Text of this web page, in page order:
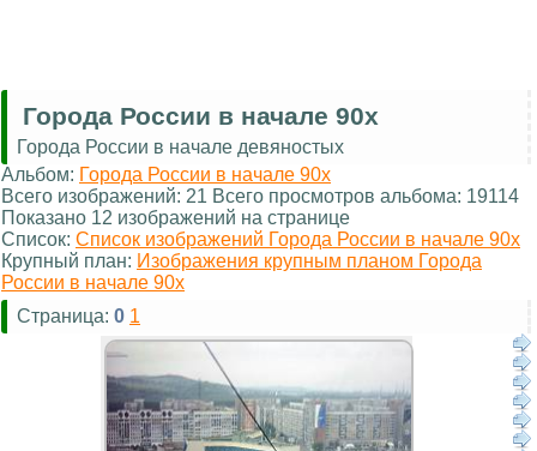
Города России в начале 90х
Города России в начале девяностых
Альбом: Города России в начале 90х
Всего изображений: 21 Всего просмотров альбома: 19114
Показано 12 изображений на странице
Список: Список изображений Города России в начале 90х
Крупный план: Изображения крупным планом Города
России в начале 90х
Страница: 0 1